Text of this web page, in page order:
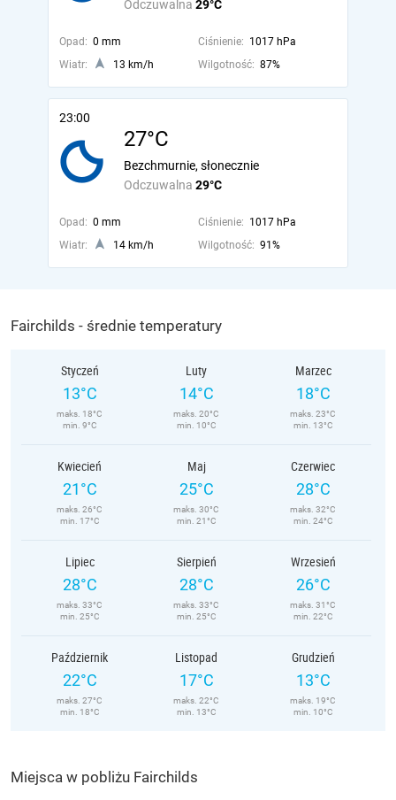
Odczuwalna 29°C
Opad: 0 mm Ciśnienie: 1017 hPa
Wiatr:
13 km/h Wilgotność: 87%
23:00
27°C
Odczuwalna 29°C
Bezchmurnie, słonecznie
Opad: 0 mm Ciśnienie: 1017 hPa
Wiatr:
14 km/h Wilgotność: 91%
Fairchilds - średnie temperatury
Styczeń
13°C
maks. 18°C
min. 9°C
Luty
14°C
maks. 20°C
min. 10°C
Marzec
18°C
maks. 23°C
min. 13°C
Kwiecień
21°C
maks. 26°C
min. 17°C
Maj
25°C
maks. 30°C
min. 21°C
Czerwiec
28°C
maks. 32°C
min. 24°C
Lipiec
28°C
maks. 33°C
min. 25°C
Sierpień
28°C
maks. 33°C
min. 25°C
Wrzesień
26°C
maks. 31°C
min. 22°C
Październik
22°C
maks. 27°C
min. 18°C
Listopad
17°C
maks. 22°C
min. 13°C
Grudzień
13°C
maks. 19°C
min. 10°C
Miejsca w pobliżu Fairchilds